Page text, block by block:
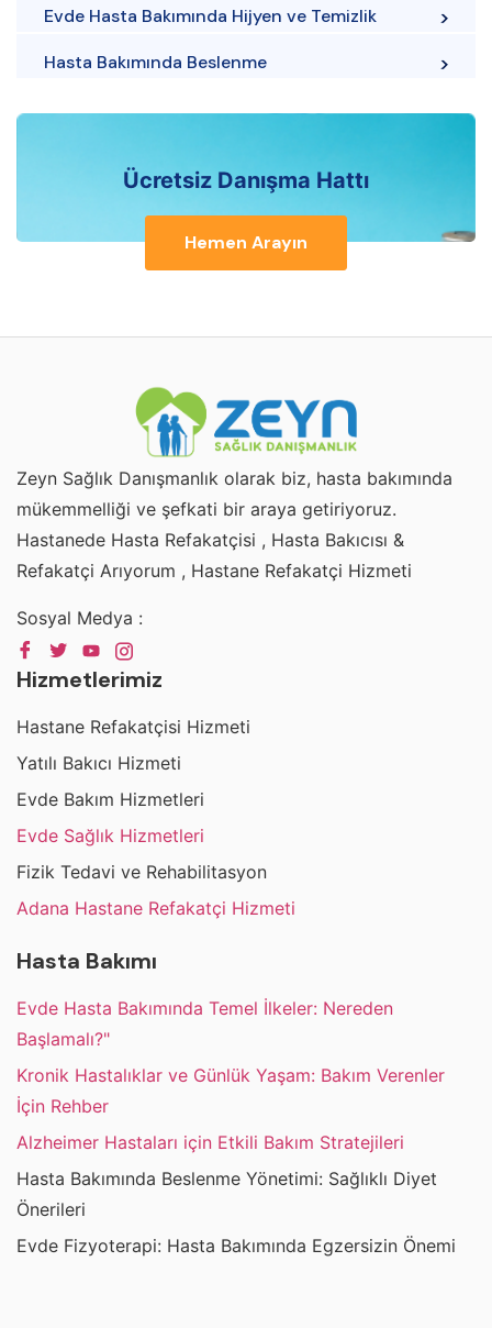
Evde Hasta Bakımında Hijyen ve Temizlik
Hasta Bakımında Beslenme
Ücretsiz Danışma Hattı
Hemen Arayın
Zeyn Sağlık Danışmanlık olarak biz, hasta bakımında
mükemmelliği ve şefkati bir araya getiriyoruz.
Hastanede Hasta Refakatçisi , Hasta Bakıcısı &
Refakatçi Arıyorum , Hastane Refakatçi Hizmeti
Sosyal Medya :
Hizmetlerimiz
Hastane Refakatçisi Hizmeti
Yatılı Bakıcı Hizmeti
Evde Bakım Hizmetleri
Evde Sağlık Hizmetleri
Fizik Tedavi ve Rehabilitasyon
Adana Hastane Refakatçi Hizmeti
Hasta Bakımı
Evde Hasta Bakımında Temel İlkeler: Nereden
Başlamalı?"
Kronik Hastalıklar ve Günlük Yaşam: Bakım Verenler
İçin Rehber
Alzheimer Hastaları için Etkili Bakım Stratejileri
Hasta Bakımında Beslenme Yönetimi: Sağlıklı Diyet
Önerileri
Evde Fizyoterapi: Hasta Bakımında Egzersizin Önemi